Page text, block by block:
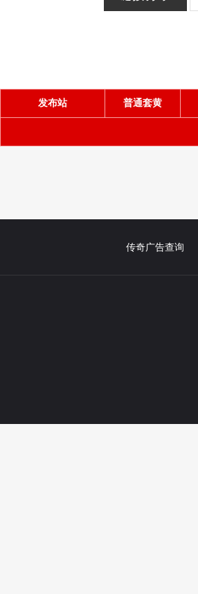
发布站 普通套黄
传奇广告查询